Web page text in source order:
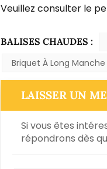
Veuillez consulter le
BALISES CHAUDES :
Briquet À Long Manche
LAISSER UN
Si vous êtes
répondrons dès